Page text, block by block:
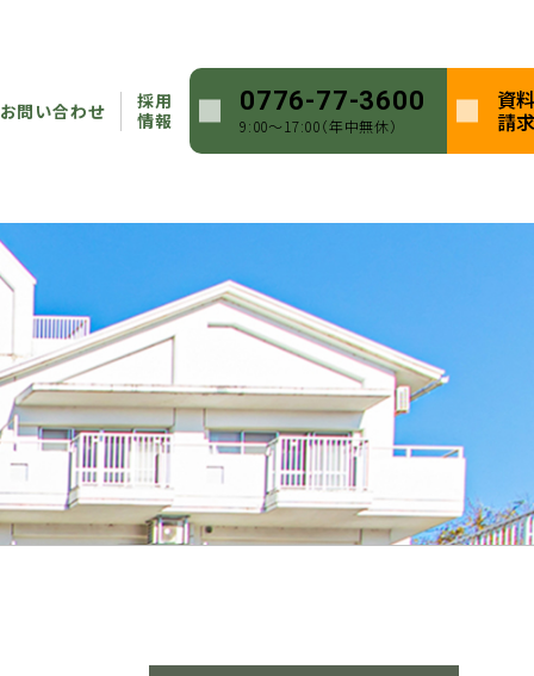
お問い合わせ
採用
情報
0776-77-3600
9:00〜17:00（年中無休）
資
請